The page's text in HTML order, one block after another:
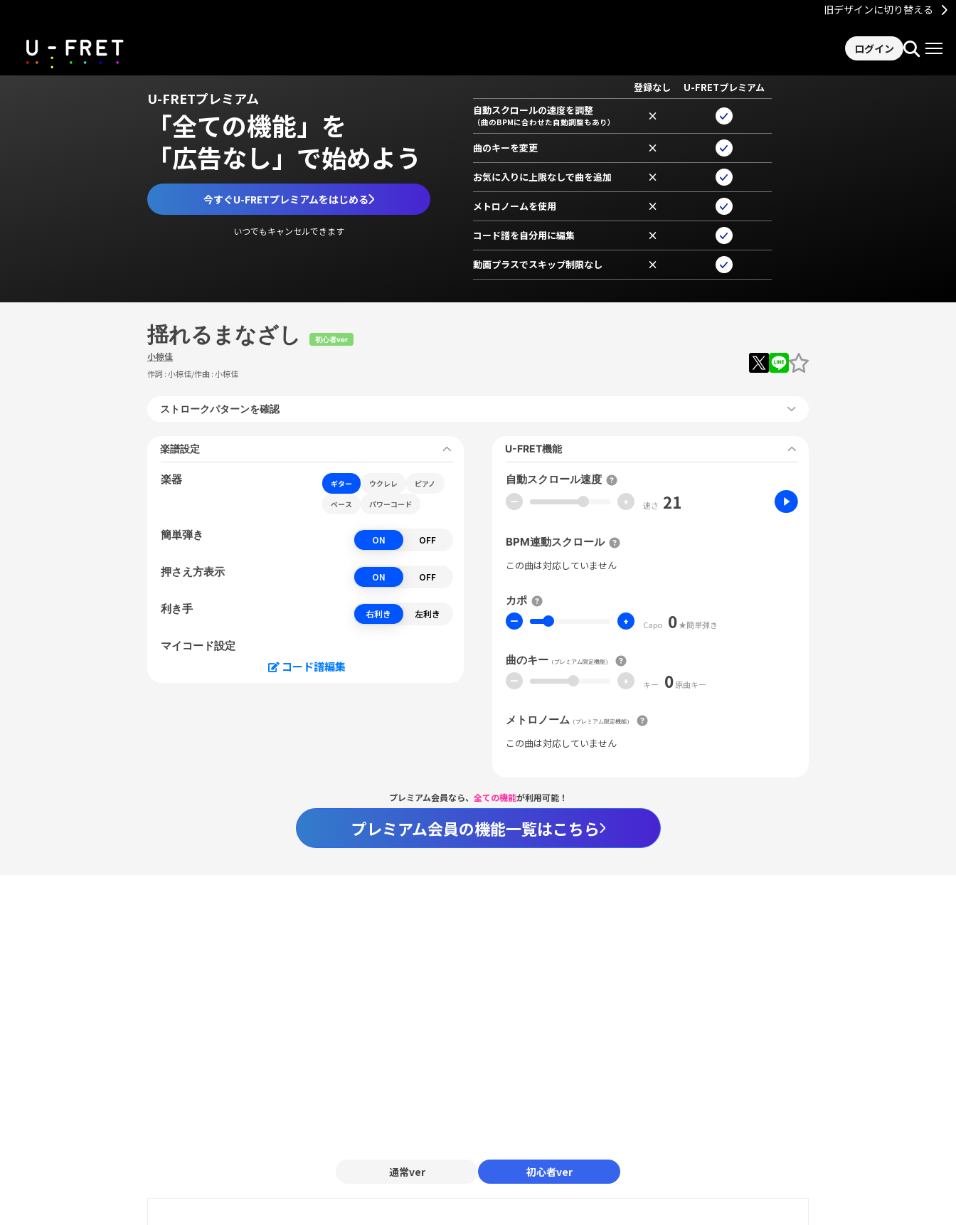
旧デザインに切り替える
ログイン
U-FRETプレミアム
「全ての機能」を
「広告なし」で始めよう
今すぐU-FRETプレミアムをはじめる
いつでもキャンセルできます
登録なし
U-FRETプレミアム
自動スクロールの速度を調整
（曲のBPMに合わせた自動調整もあり） ×
曲のキーを変更 ×
お気に入りに上限なしで曲を追加 ×
メトロノームを使用 ×
コード譜を自分用に編集 ×
動画プラスでスキップ制限なし ×
揺れるまなざし 初心者ver
小椋佳
作詞 :小椋佳/作曲 :小椋佳
ストロークパターンを確認
楽譜設定
楽器 ギター ウクレレ
ピアノ
ベース
パワーコード
簡単弾き ON OFF
押さえ方表示 ON OFF
利き手 右利き 左利き
マイコード設定
コード譜編集
U-FRET機能
自動スクロール速度
ー + 速さ 21
BPM連動スクロール
この曲は対応していません
カポ
ー + Capo 0★簡単弾き
曲のキー （プレミアム限定機能）
ー + キー 0原曲キー
メトロノーム （プレミアム限定機能）
この曲は対応していません
プレミアム会員なら、 全ての機能が利用可能！
プレミアム会員の機能一覧はこちら
通常ver 初心者ver